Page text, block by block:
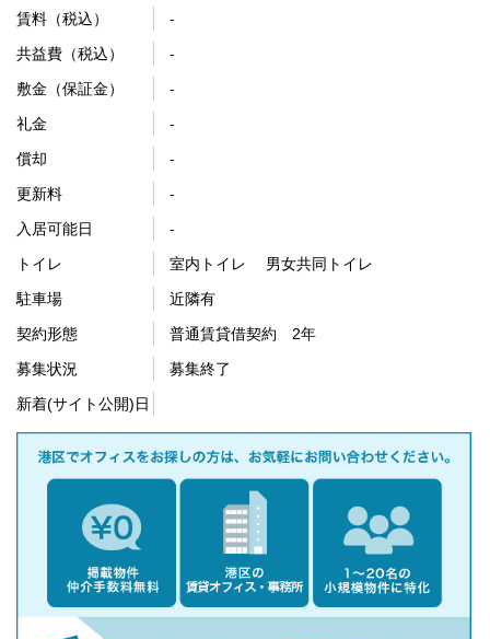
賃料（税込）
-
共益費（税込）
-
敷金（保証金）
-
礼金
-
償却
-
更新料
-
入居可能日
-
トイレ
室内トイレ 男女共同トイレ
駐車場
近隣有
契約形態
普通賃貸借契約 2年
募集状況
募集終了
新着(サイト公開)日